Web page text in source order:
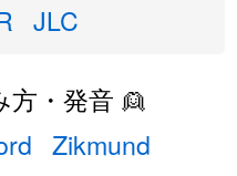
JLC
方・発音 👱
Zikmund